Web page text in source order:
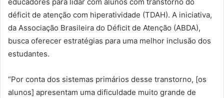
educadores para lidar com alunos com transtorno do
déficit de atenção com hiperatividade (TDAH). A iniciativa,
da Associação Brasileira do Déficit de Atenção (ABDA),
busca oferecer estratégias para uma melhor inclusão dos
estudantes.
“Por conta dos sistemas primários desse transtorno, [os
alunos] apresentam uma dificuldade muito grande de